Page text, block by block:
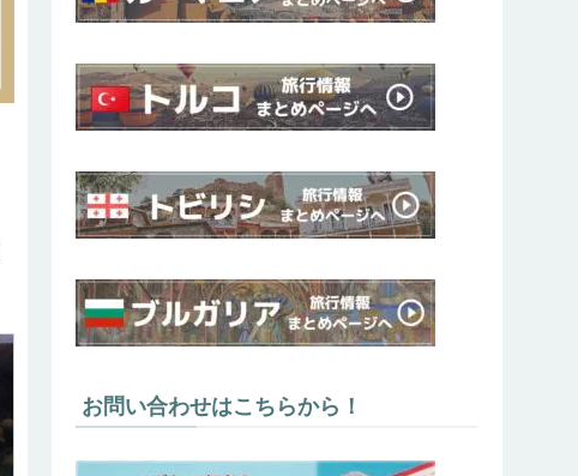
お問い合わせはこちらから！